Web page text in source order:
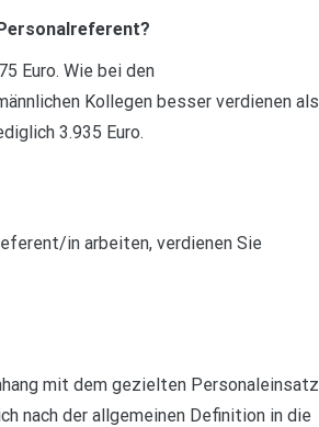
Euro. Wie bei den
Kollegen besser verdienen als
3.935 Euro.
in arbeiten, verdienen Sie
mit dem gezielten Personaleinsatz
nach der allgemeinen Definition in die